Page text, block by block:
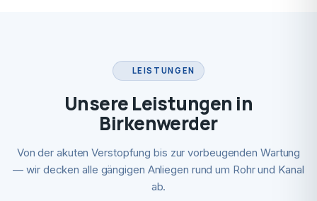
LEISTUNGEN
Unsere Leistungen in
Birkenwerder
Von der akuten Verstopfung bis zur vorbeugenden Wartung
— wir decken alle gängigen Anliegen rund um Rohr und Kanal
ab.